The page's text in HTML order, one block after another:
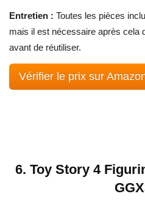
Entretien : Toutes les pièces
mais il est nécessaire après cela
avant de réutiliser.
Vérifier le prix sur
6. Toy Story 4